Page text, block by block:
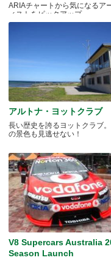
ARIAチャートから気になるア
ィストをピックアップ
アルトナ・ヨットクラブ
長い歴史を誇るヨットクラブ
の景色も見逃せない！
V8 Supercars Australia
Season Launch